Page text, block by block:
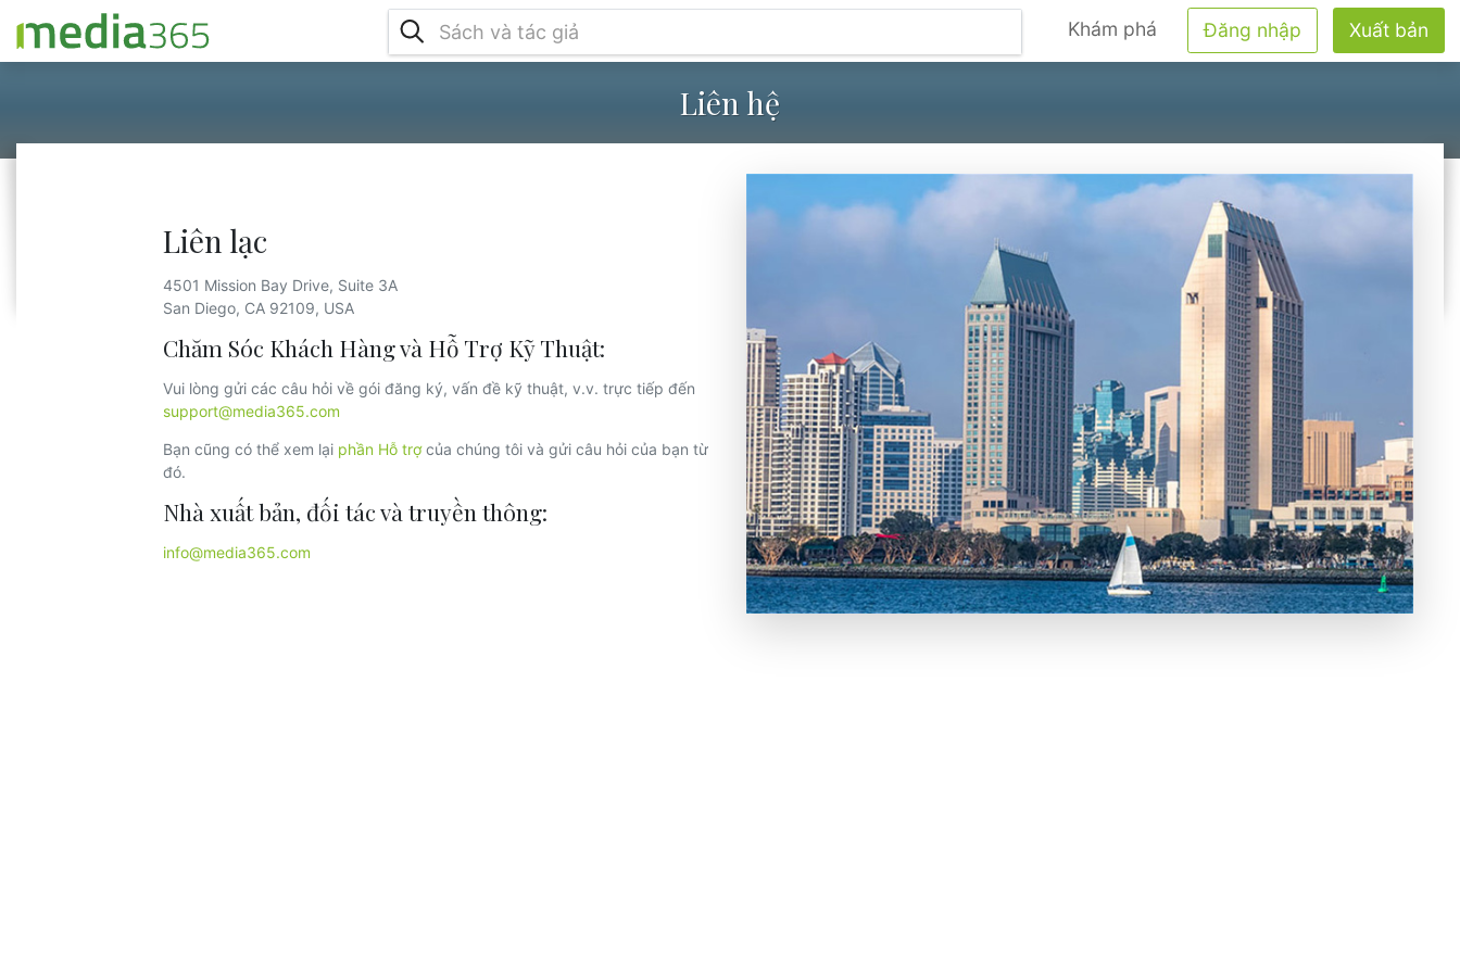
Khám phá Đăng nhập Xuất bản
Liên hệ
Liên lạc
4501 Mission Bay Drive, Suite 3A
San Diego, CA 92109, USA
Chăm Sóc Khách Hàng và Hỗ Trợ Kỹ Thuật:
Vui lòng gửi các câu hỏi về gói đăng ký, vấn đề kỹ thuật, v.v. trực tiếp đến
support@media365.com
Bạn cũng có thể xem lại phần Hỗ trợcủa chúng tôi và gửi câu hỏi của bạn từ
đó.
Nhà xuất bản, đối tác và truyền thông:
info@media365.com